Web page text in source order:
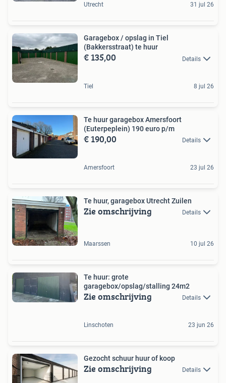
Utrecht 31 jul 26
Garagebox / opslag in Tiel
(Bakkersstraat) te huur
€ 135,00 Details
Tiel 8 jul 26
Te huur garagebox Amersfoort
(Euterpeplein) 190 euro p/m
€ 190,00 Details
Amersfoort 23 jul 26
Te huur, garagebox Utrecht Zuilen
Zie omschrijving Details
Maarssen 10 jul 26
Te huur: grote
garagebox/opslag/stalling 24m2
Zie omschrijving Details
Linschoten 23 jun 26
Gezocht schuur huur of koop
Zie omschrijving Details